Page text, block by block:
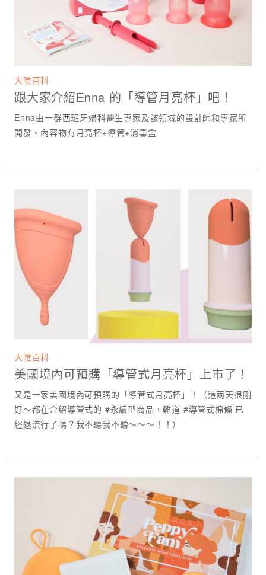
大陰百科
跟大家介紹Enna 的「導管月亮杯」吧！
Enna由一群西班牙婦科醫生專家及該領域的設計師和專家所
開發。內容物有月亮杯+導管+消毒盒
大陰百科
美國境內可預購「導管式月亮杯」上市了！
又是一家美國境內可預購的「導管式月亮杯」！（這兩天很剛
好～都在介紹導管式的 #永續型商品，難道 #導管式棉條 已
經退流行了嗎？我不聽我不聽～～～！！）